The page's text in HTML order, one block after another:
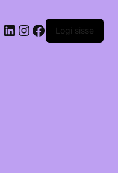
LinkedIn
Instagram
Facebook
Logi sisse